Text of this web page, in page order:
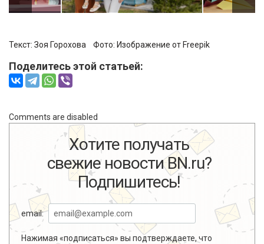
Текст: Зоя Горохова Фото: Изображение от Freepik
Поделитесь этой статьей:
Comments are disabled
Хотите получать
свежие новости BN.ru?
Подпишитесь!
email:
Нажимая «подписаться» вы подтверждаете, что